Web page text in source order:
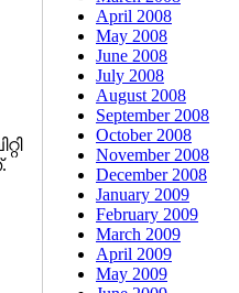
April 2008
May 2008
June 2008
July 2008
August 2008
September 2008
October 2008
November 2008
December 2008
January 2009
February 2009
March 2009
April 2009
May 2009